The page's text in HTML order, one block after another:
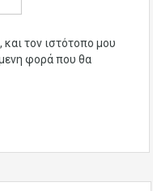
τον ιστότοπο μου
φορά που θα